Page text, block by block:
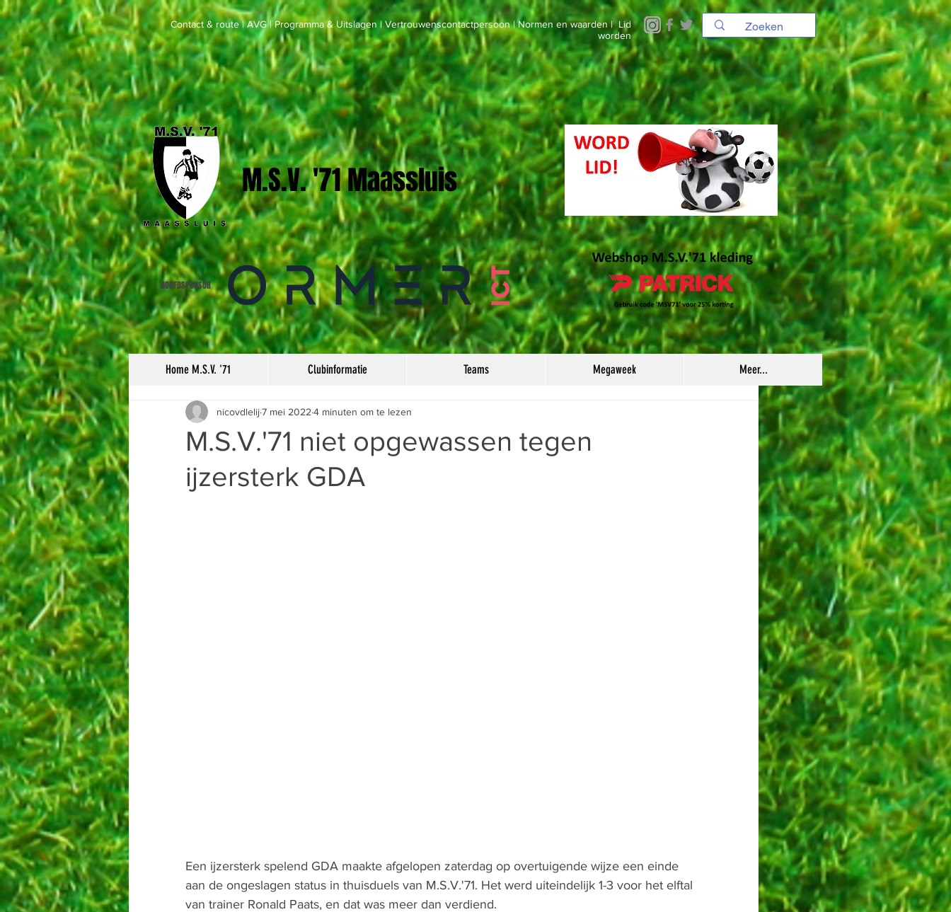
Contact & route|AVG|Programma & Uitslagen| Vertrouwenscontactpersoon|Normen en waarden|Lid
worden
M.S.V. '71 Maassluis
HOOFDSPONSOR
Home M.S.V. '71 Clubinformatie Teams Megaweek Meer...
M.S.V.'71 niet opgewassen tegen
ijzersterk GDA
nicovdlelij7 mei 2022 4 minuten om te lezen
Een ijzersterk spelend GDA maakte afgelopen zaterdag op overtuigende wijze een einde
aan de ongeslagen status in thuisduels van M.S.V.'71. Het werd uiteindelijk 1-3 voor het elftal
van trainer Ronald Paats, en dat was meer dan verdiend.